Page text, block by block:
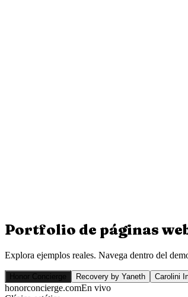
Portfolio de páginas
Explora ejemplos reales. Navega dentro del
Honor Concierge Recovery by Yaneth Carolini
honorconcierge.comEn vivo